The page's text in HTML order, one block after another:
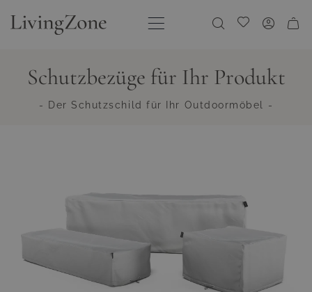
Meine Wunschliste
Schutzbezüge für Ihr Produkt
- Der Schutzschild für Ihr Outdoormöbel -